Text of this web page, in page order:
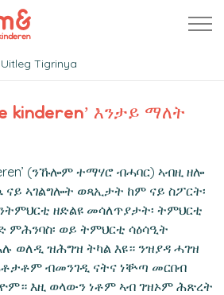
Uitleg Tigrinya
kinderen’ እንታይ ማለት
(ንኹሎም ተማሃሮ ብሓባር) ኣብዚ ዘሎ
ኣገልግሎት ወጻኢታት ከም ናይ ስፖርት፡
ንትምህርቲ ዘድልዩ መሳለጥያታት፡ ትምህርቲ
ወይ ትምህርቲ ሳዕሳዒት
ወለዲ ዝሕግዝ ትካል እዩ። ንዝያዳ ሓገዝ
ብመንገዲ ናትና ነቝጣ መርበብ
እዚ ወላውን ነቶም ኣብ ገዝኦም ሕጽረት